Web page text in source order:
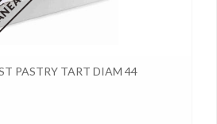
PASTRY TART DIAM 44